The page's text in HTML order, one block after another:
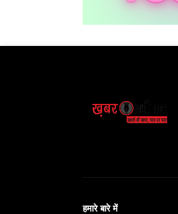
हमारे बारे में